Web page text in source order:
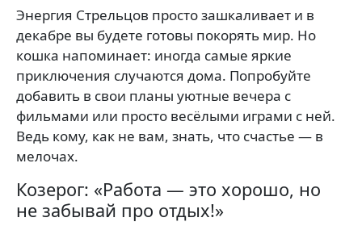
Энергия Стрельцов просто зашкаливает и в
декабре вы будете готовы покорять мир. Но
кошка напоминает: иногда самые яркие
приключения случаются дома. Попробуйте
добавить в свои планы уютные вечера с
фильмами или просто весёлыми играми с ней.
Ведь кому, как не вам, знать, что счастье — в
мелочах.
Козерог: «Работа — это хорошо, но
не забывай про отдых!»